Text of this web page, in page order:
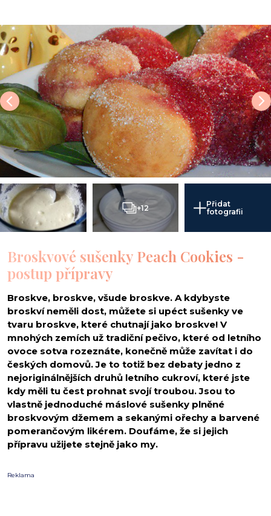
+12
Přidat
fotografii
Broskvové sušenky Peach Cookies -
postup přípravy
Broskve, broskve, všude broskve. A kdybyste
broskví neměli dost, můžete si upéct sušenky ve
tvaru broskve, které chutnají jako broskve! V
mnohých zemích už tradiční pečivo, které od letního
ovoce sotva rozeznáte, konečně může zavítat i do
českých domovů. Je to totiž bez debaty jedno z
nejoriginálnějších druhů letního cukroví, které jste
kdy měli tu čest prohnat svojí troubou. Jsou to
vlastně jednoduché máslové sušenky plněné
broskvovým džemem a sekanými ořechy a barvené
pomerančovým likérem. Doufáme, že si jejich
přípravu užijete stejně jako my.
Reklama